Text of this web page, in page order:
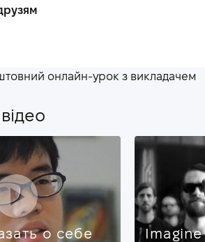
онлайн-урок з викладачем
о себе